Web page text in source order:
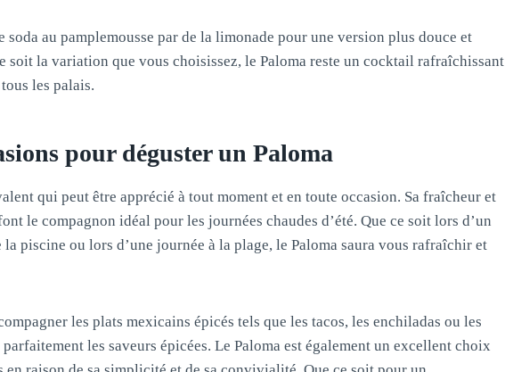
au pamplemousse par de la limonade pour une version plus douce et
soit la variation que vous choisissez, le Paloma reste un cocktail rafraîchissant
les palais.
pour déguster un Paloma
qui peut être apprécié à tout moment et en toute occasion. Sa fraîcheur et
le compagnon idéal pour les journées chaudes d’été. Que ce soit lors d’un
la piscine ou lors d’une journée à la plage, le Paloma saura vous rafraîchir et
les plats mexicains épicés tels que les tacos, les enchiladas ou les
les saveurs épicées. Le Paloma est également un excellent choix